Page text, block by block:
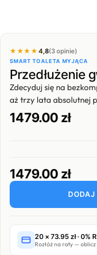
★★★★★
★★★★★4,8(3 opinie)
SMART TOALETA MYJĄCA
Przedłużenie
Zdecyduj się na
aż trzy lata absolutnej
1479.00 zł
1479.00 zł
ilość
(3
lata)
DODAJ
20 × 73.95 zł· 0%
Rozłóż na raty —